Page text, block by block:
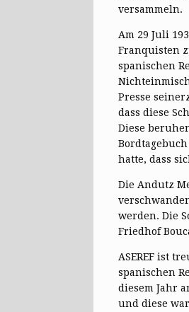
versammeln.
Am 29 Juli
Franquisten
spanischen
Presse
dass diese
Diese
hatte, dass
Die Andutz
werden. Die
Friedhof
ASEREF ist
spanischen
diesem Jahr
und diese